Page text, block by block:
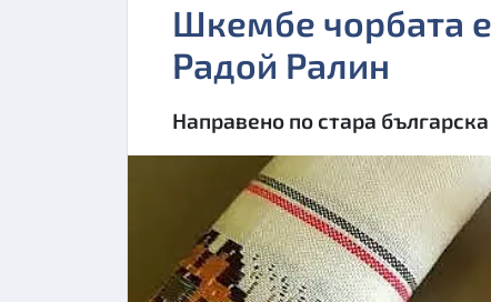
Шкембе чорбата
Радой Ралин
Направено по стара